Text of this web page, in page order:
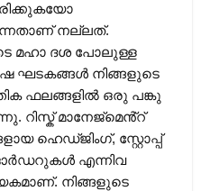
നല്ലത്.
മഹാ ദശ പോലുള്ള
ഘടകങ്ങൾ നിങ്ങളുടെ
ഫലങ്ങളിൽ ഒരു പങ്കു
റിസ്ക് മാനേജ്മെൻ്റ്
ഹെഡ്ജിംഗ്, സ്റ്റോപ്പ്
എന്നിവ
നിങ്ങളുടെ